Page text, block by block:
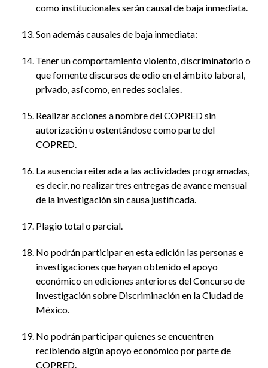
como institucionales serán causal de baja inmediata.
Son además causales de baja inmediata:
Tener un comportamiento violento, discriminatorio o
que fomente discursos de odio en el ámbito laboral,
privado, así como, en redes sociales.
Realizar acciones a nombre del COPRED sin
autorización u ostentándose como parte del
COPRED.
La ausencia reiterada a las actividades programadas,
es decir, no realizar tres entregas de avance mensual
de la investigación sin causa justificada.
Plagio total o parcial.
No podrán participar en esta edición las personas e
investigaciones que hayan obtenido el apoyo
económico en ediciones anteriores del Concurso de
Investigación sobre Discriminación en la Ciudad de
México.
No podrán participar quienes se encuentren
recibiendo algún apoyo económico por parte de
COPRED.